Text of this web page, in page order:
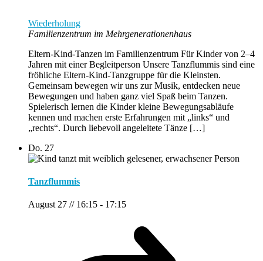
Wiederholung
Familienzentrum im Mehrgenerationenhaus
Eltern-Kind-Tanzen im Familienzentrum Für Kinder von 2–4
Jahren mit einer Begleitperson Unsere Tanzflummis sind eine
fröhliche Eltern-Kind-Tanzgruppe für die Kleinsten.
Gemeinsam bewegen wir uns zur Musik, entdecken neue
Bewegungen und haben ganz viel Spaß beim Tanzen.
Spielerisch lernen die Kinder kleine Bewegungsabläufe
kennen und machen erste Erfahrungen mit „links“ und
„rechts“. Durch liebevoll angeleitete Tänze […]
Do. 27
Tanzflummis
August 27 // 16:15 - 17:15